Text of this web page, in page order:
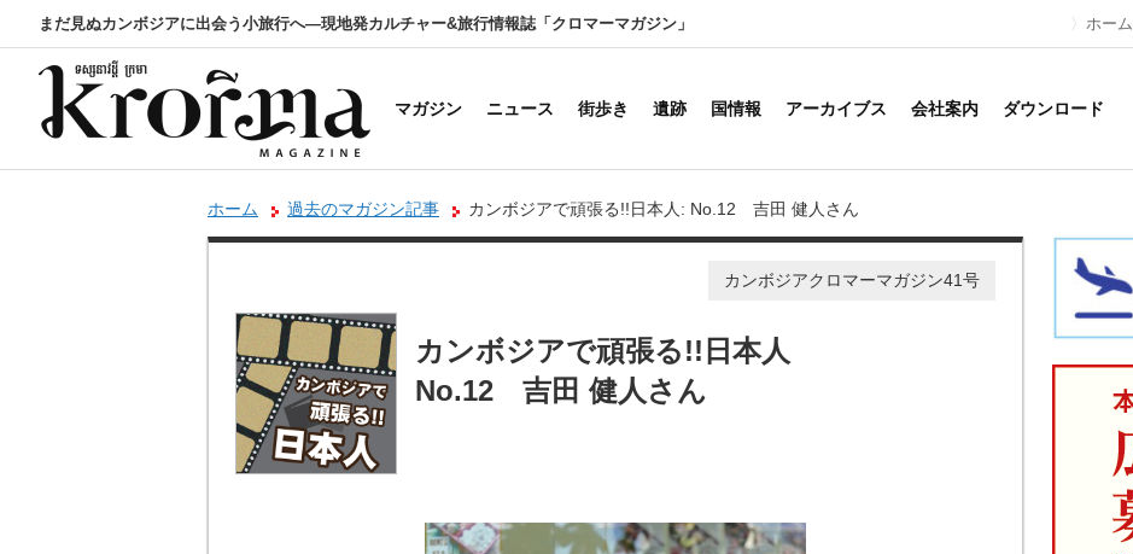
まだ見ぬカンボジアに出会う小旅行へ―現地発カルチャー&旅行情報誌「クロマーマガジン」 ホーム
マガジン ニュース 街歩き 遺跡 国情報 アーカイブス 会社案内 ダウンロード
ホーム 過去のマガジン記事 カンボジアで頑張る!!日本人: No.12 吉田 健人さん
カンボジアクロマーマガジン41号
カンボジアで頑張る!!日本人
No.12 吉田 健人さん